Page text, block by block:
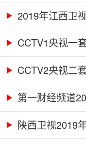
2019年江西卫
CCTV1央视一
CCTV2央视二
第一财经频道
陕西卫视2019